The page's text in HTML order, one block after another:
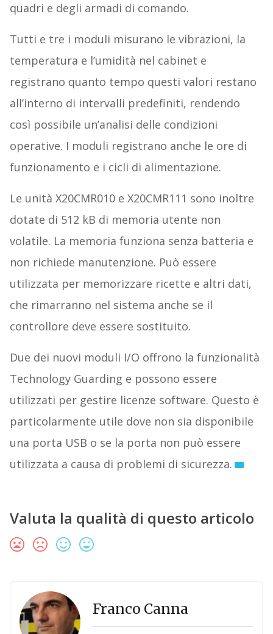
quadri e degli armadi di comando.
Tutti e tre i moduli misurano le vibrazioni, la
temperatura e l’umidità nel cabinet e
registrano quanto tempo questi valori restano
all’interno di intervalli predefiniti, rendendo
così possibile un’analisi delle condizioni
operative. I moduli registrano anche le ore di
funzionamento e i cicli di alimentazione.
Le unità X20CMR010 e X20CMR111 sono inoltre
dotate di 512 kB di memoria utente non
volatile. La memoria funziona senza batteria e
non richiede manutenzione. Può essere
utilizzata per memorizzare ricette e altri dati,
che rimarranno nel sistema anche se il
controllore deve essere sostituito.
Due dei nuovi moduli I/O offrono la funzionalità
Technology Guarding e possono essere
utilizzati per gestire licenze software. Questo è
particolarmente utile dove non sia disponibile
una porta USB o se la porta non può essere
utilizzata a causa di problemi di sicurezza.
Valuta la qualità di questo articolo
Franco Canna